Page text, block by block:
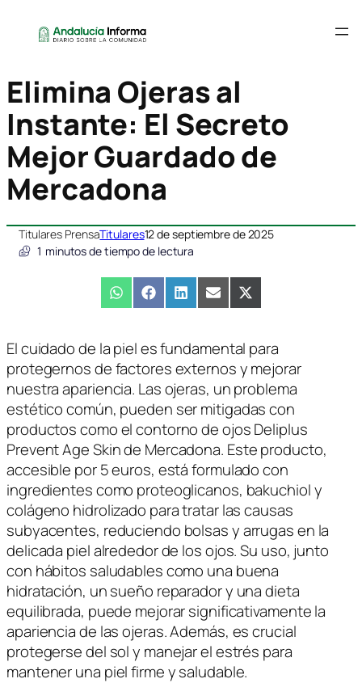
Elimina Ojeras al
Instante: El Secreto
Mejor Guardado de
Mercadona
Titulares PrensaTitulares12 de septiembre de 2025
1 minutos de tiempo de lectura
Compartir
en
WhatsAppCompartir
en
FacebookCompartir
en
LinkedInCompartir
en
EmailCompartir
en
X
(Twitter)
El cuidado de la piel es fundamental para
protegernos de factores externos y mejorar
nuestra apariencia. Las ojeras, un problema
estético común, pueden ser mitigadas con
productos como el contorno de ojos Deliplus
Prevent Age Skin de Mercadona. Este producto,
accesible por 5 euros, está formulado con
ingredientes como proteoglicanos, bakuchiol y
colágeno hidrolizado para tratar las causas
subyacentes, reduciendo bolsas y arrugas en la
delicada piel alrededor de los ojos. Su uso, junto
con hábitos saludables como una buena
hidratación, un sueño reparador y una dieta
equilibrada, puede mejorar significativamente la
apariencia de las ojeras. Además, es crucial
protegerse del sol y manejar el estrés para
mantener una piel firme y saludable.